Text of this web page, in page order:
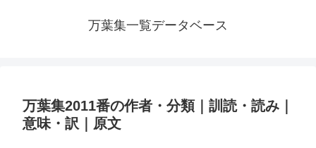
万葉集一覧データベース
万葉集2011番の作者・分類｜訓読・読み｜
意味・訳｜原文